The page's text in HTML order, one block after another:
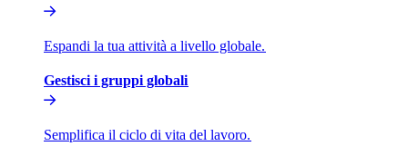
Espandi la tua attività a livello globale.​​
Gestisci i gruppi globali​​
Semplifica il ciclo di vita del lavoro.​​